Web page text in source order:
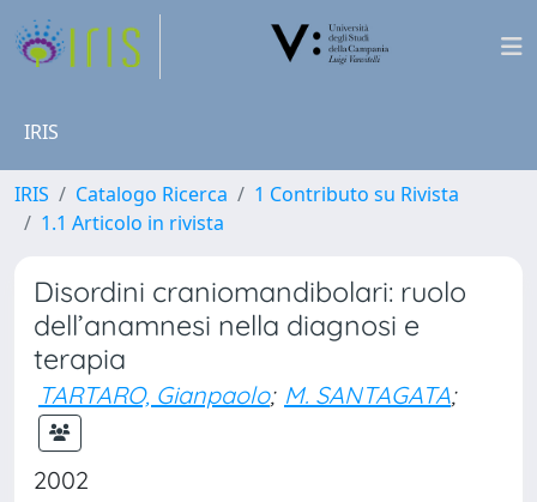
IRIS
IRIS Catalogo Ricerca
1 Contributo su Rivista
1.1 Articolo in rivista
Disordini craniomandibolari: ruolo
dell’anamnesi nella diagnosi e
terapia
TARTARO, Gianpaolo; M. SANTAGATA;
2002